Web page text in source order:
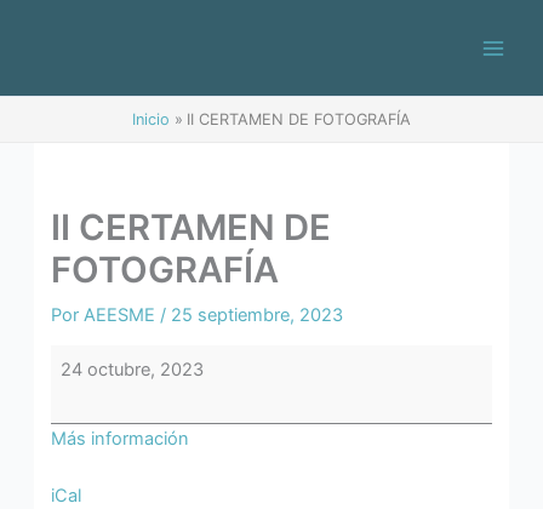
Inicio II CERTAMEN DE FOTOGRAFÍA
II CERTAMEN DE
FOTOGRAFÍA
PorAEESME / 25 septiembre, 2023
FOTOGRAFÍA
24 octubre, 2023
Más información
iCal